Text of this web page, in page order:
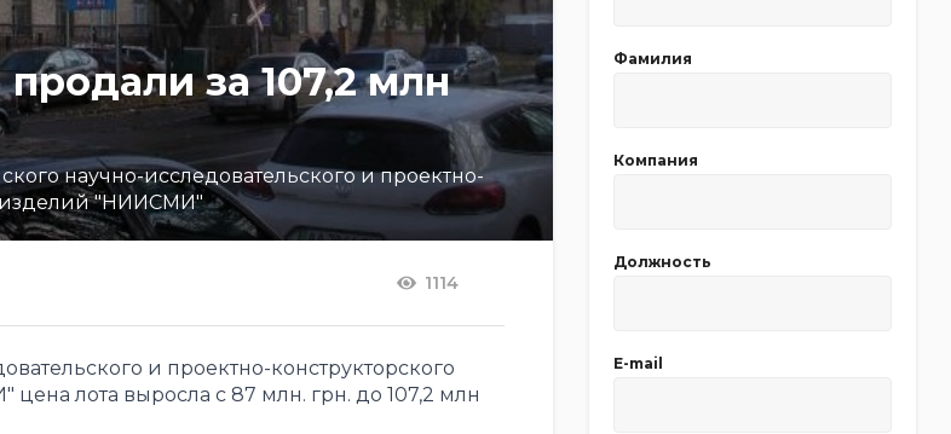
за 107,2 млн
научно-исследовательского и проектно-
изделий "НИИСМИ"
1114
и проектно-конструкторского
лота выросла с 87 млн. грн. до 107,2 млн
Фамилия
Компания
Должность
E-mail